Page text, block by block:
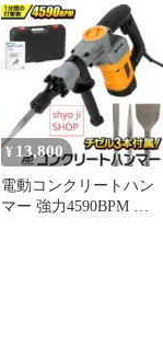
TE905 te905-avr
¥ 13,800
電動コンクリートハン
マー 強力4590BPM 重